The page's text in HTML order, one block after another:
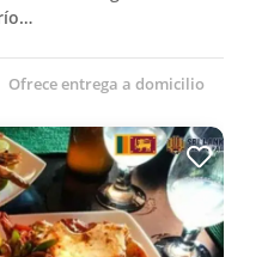
Ofrece entrega a domicilio